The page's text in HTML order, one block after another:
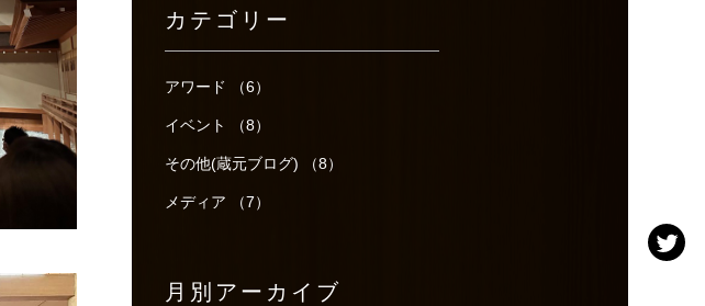
カテゴリー
アワード （6）
イベント （8）
その他(蔵元ブログ) （8）
メディア （7）
月別アーカイブ